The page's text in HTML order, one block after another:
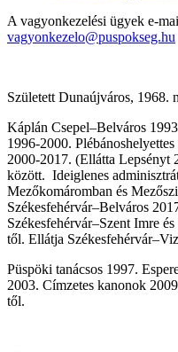
A vagyonkezelési ügyek e-
vagyonkezelo@puspokseg.hu
Született Dunaújváros, 1968.
Káplán Csepel–Belváros
1996-2000.
2000-2017. (Ellátta Lepsényt
között. Ideiglenes
Mezőkomáromban és
Székesfehérvár–Belváros
Székesfehérvár–Szent Imre
től. Ellátja
Püspöki tanácsos 1997.
2003. Címzetes kanonok
től.